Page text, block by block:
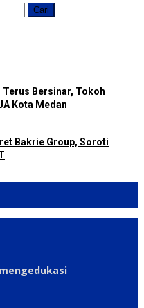
Terus Bersinar, Tokoh
Kota Medan
Bakrie Group, Soroti